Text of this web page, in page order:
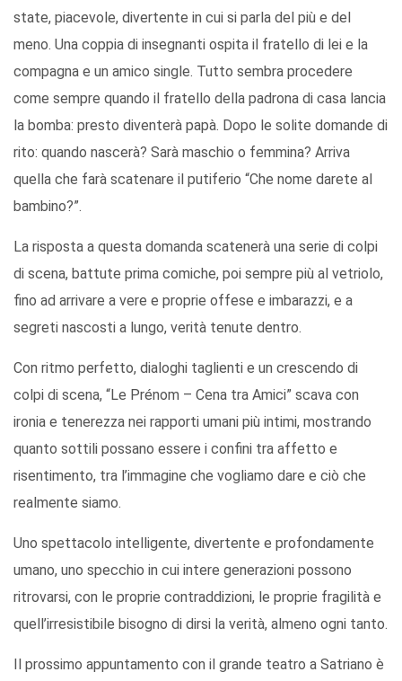
state, piacevole, divertente in cui si parla del più e del
meno. Una coppia di insegnanti ospita il fratello di lei e la
compagna e un amico single. Tutto sembra procedere
come sempre quando il fratello della padrona di casa lancia
la bomba: presto diventerà papà. Dopo le solite domande di
rito: quando nascerà? Sarà maschio o femmina? Arriva
quella che farà scatenare il putiferio “Che nome darete al
bambino?”.
La risposta a questa domanda scatenerà una serie di colpi
di scena, battute prima comiche, poi sempre più al vetriolo,
fino ad arrivare a vere e proprie offese e imbarazzi, e a
segreti nascosti a lungo, verità tenute dentro.
Con ritmo perfetto, dialoghi taglienti e un crescendo di
colpi di scena, “Le Prénom – Cena tra Amici” scava con
ironia e tenerezza nei rapporti umani più intimi, mostrando
quanto sottili possano essere i confini tra affetto e
risentimento, tra l’immagine che vogliamo dare e ciò che
realmente siamo.
Uno spettacolo intelligente, divertente e profondamente
umano, uno specchio in cui intere generazioni possono
ritrovarsi, con le proprie contraddizioni, le proprie fragilità e
quell’irresistibile bisogno di dirsi la verità, almeno ogni tanto.
Il prossimo appuntamento con il grande teatro a Satriano è